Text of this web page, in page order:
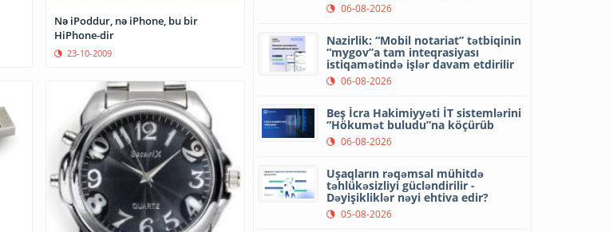
Nə iPoddur, nə iPhone, bu bir
HiPhone-dir
23-10-2009
06-08-2026
Nazirlik: “Mobil notariat” tətbiqinin
“mygov”a tam inteqrasiyası
istiqamətində işlər davam etdirilir
06-08-2026
Beş İcra Hakimiyyəti İT sistemlərini
“Hökumət buludu”na köçürüb
06-08-2026
Uşaqların rəqəmsal mühitdə
təhlükəsizliyi gücləndirilir -
Dəyişikliklər nəyi ehtiva edir?
05-08-2026